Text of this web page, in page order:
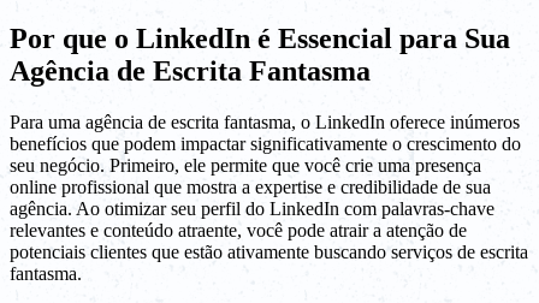
Por que o LinkedIn é Essencial para Sua
Agência de Escrita Fantasma
Para uma agência de escrita fantasma, o LinkedIn oferece inúmeros
benefícios que podem impactar significativamente o crescimento do
seu negócio. Primeiro, ele permite que você crie uma presença
online profissional que mostra a expertise e credibilidade de sua
agência. Ao otimizar seu perfil do LinkedIn com palavras-chave
relevantes e conteúdo atraente, você pode atrair a atenção de
potenciais clientes que estão ativamente buscando serviços de escrita
fantasma.